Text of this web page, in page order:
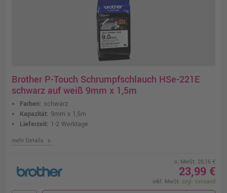
Brother P-Touch Schrumpfschlauch HSe-221E
schwarz auf weiß 9mm x 1,5m
Farben: schwarz
Kapazität: 9mm x 1,5m
Lieferzeit: 1-2 Werktage
mehr Details chevron_right
o. MwSt. 20,16 €
23,99 €
inkl. MwSt. zzgl. Versand